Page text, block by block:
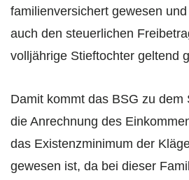
familienversichert gewesen
auch den steuerlichen
volljährige Stieftochter geltend
Damit kommt das BSG zu dem
die Anrechnung des
das Existenzminimum der
gewesen ist, da bei dieser